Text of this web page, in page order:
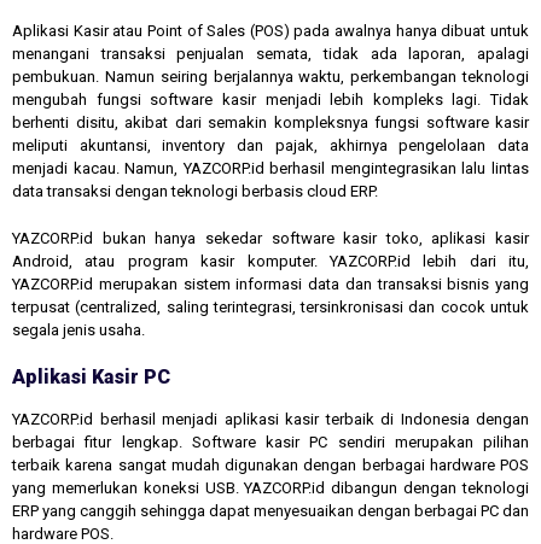
Aplikasi Kasir atau Point of Sales (POS) pada awalnya hanya dibuat untuk
menangani transaksi penjualan semata, tidak ada laporan, apalagi
pembukuan. Namun seiring berjalannya waktu, perkembangan teknologi
mengubah fungsi software kasir menjadi lebih kompleks lagi. Tidak
berhenti disitu, akibat dari semakin kompleksnya fungsi software kasir
meliputi akuntansi, inventory dan pajak, akhirnya pengelolaan data
menjadi kacau. Namun, YAZCORP.id berhasil mengintegrasikan lalu lintas
data transaksi dengan teknologi berbasis cloud ERP.
YAZCORP.id bukan hanya sekedar software kasir toko, aplikasi kasir
Android, atau program kasir komputer. YAZCORP.id lebih dari itu,
YAZCORP.id merupakan sistem informasi data dan transaksi bisnis yang
terpusat (centralized, saling terintegrasi, tersinkronisasi dan cocok untuk
segala jenis usaha.
Aplikasi Kasir PC
YAZCORP.id berhasil menjadi aplikasi kasir terbaik di Indonesia dengan
berbagai fitur lengkap. Software kasir PC sendiri merupakan pilihan
terbaik karena sangat mudah digunakan dengan berbagai hardware POS
yang memerlukan koneksi USB. YAZCORP.id dibangun dengan teknologi
ERP yang canggih sehingga dapat menyesuaikan dengan berbagai PC dan
hardware POS.